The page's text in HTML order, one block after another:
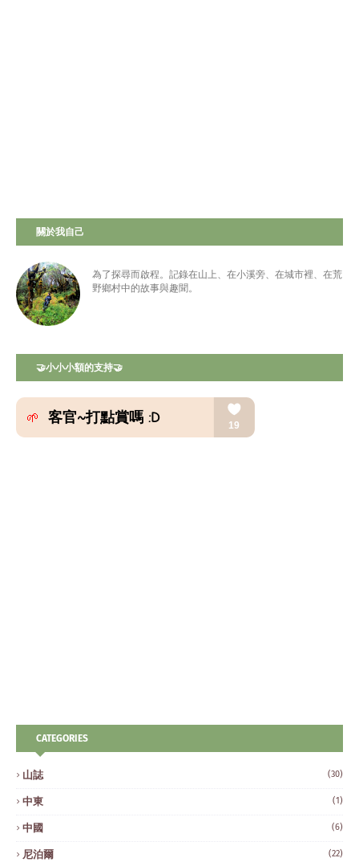
關於我自己
為了探尋而啟程。記錄在山上、在小溪旁、在城市裡、在荒
野鄉村中的故事與趣聞。
🤝小小小額的支持🤝
CATEGORIES
山誌 (30)
中東 (1)
中國 (6)
尼泊爾 (22)